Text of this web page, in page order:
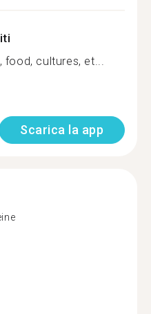
food, cultures, et...
Scarica la app